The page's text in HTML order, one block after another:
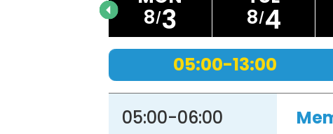
8 3 8 4
05:00-13:00
05:00-06:00